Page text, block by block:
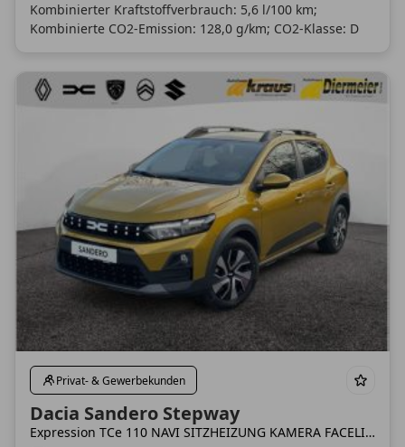
Kombinierter Kraftstoffverbrauch: 5,6 l/100 km;
Kombinierte CO2-Emission: 128,0 g/km; CO2-Klasse: D
Privat- & Gewerbekunden
Dacia Sandero Stepway
Expression TCe 110 NAVI SITZHEIZUNG KAMERA FACELIFT